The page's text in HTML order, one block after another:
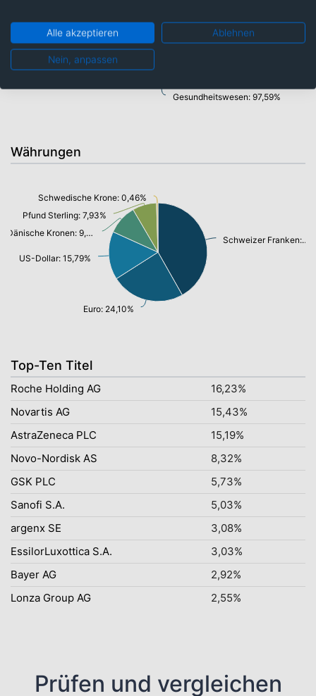
Gesundheitswesen: 97,59%
Währungen
Schweizer Franken: 41,73%
Euro: 24,10%
US-Dollar: 15,79%
Dänische Kronen: 9,79%
Pfund Sterling: 7,93%
Schwedische Krone: 0,46%
Top-Ten Titel
Roche Holding AG
16,23%
Novartis AG
15,43%
AstraZeneca PLC
15,19%
Novo-Nordisk AS
8,32%
GSK PLC
5,73%
Sanofi S.A.
5,03%
argenx SE
3,08%
EssilorLuxottica S.A.
3,03%
Bayer AG
2,92%
Lonza Group AG
2,55%
Prüfen und vergleichen
Alle akzeptieren Ablehnen
Nein, anpassen